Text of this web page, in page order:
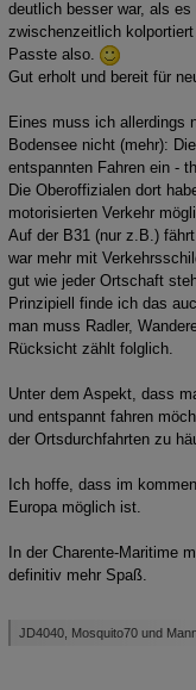
deutlich besser war, als
zwischenzeitlich kolportiert
Passte also.
Gut erholt und bereit für
Eines muss ich allerdings
Bodensee nicht (mehr):
entspannten Fahren ein -
Die Oberoffizialen dort
motorisierten Verkehr
Auf der B31 (nur z.B.)
war mehr mit
gut wie jeder Ortschaft
Prinzipiell finde ich das
man muss Radler,
Rücksicht zählt folglich.
Unter dem Aspekt, dass
und entspannt fahren
der Ortsdurchfahrten zu
Ich hoffe, dass im
Europa möglich ist.
In der Charente-Maritime
definitiv mehr Spaß.
JD4040, Mosquito70 und